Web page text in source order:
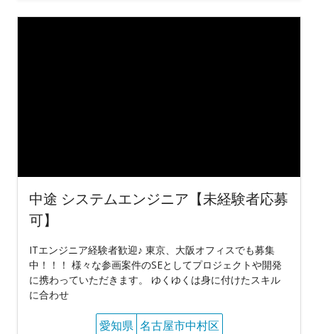
中途 システムエンジニア【未経験者応募
可】
ITエンジニア経験者歓迎♪ 東京、大阪オフィスでも募集
中！！！ 様々な参画案件のSEとしてプロジェクトや開発
に携わっていただきます。 ゆくゆくは身に付けたスキル
に合わせ
愛知県 名古屋市中村区